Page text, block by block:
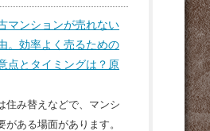
マンションが売れない
。効率よく売るための
点とタイミングは？原
住み替えなどで、マンシ
がある場面があります。